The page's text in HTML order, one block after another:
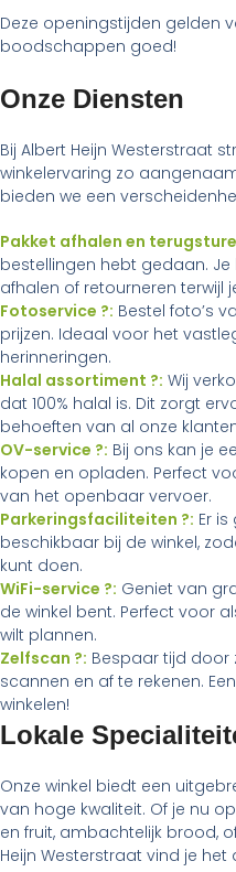
Deze openingstijden gelden
boodschappen goed!
Onze Diensten
Bij Albert Heijn Westerstraat
winkelervaring zo
bieden we een
Pakket afhalen en
bestellingen hebt gedaan.
afhalen of retourneren
Fotoservice ?: Bestel foto’s
prijzen. Ideaal voor het
herinneringen.
Halal assortiment ?: Wij
dat 100% halal is. Dit zorgt
behoeften van al onze
OV-service ?: Bij ons kan je
kopen en opladen. Perfect
van het openbaar vervoer.
Parkeringsfaciliteiten ?: Er
beschikbaar bij de winkel,
kunt doen.
WiFi-service ?: Geniet van
de winkel bent. Perfect voor
wilt plannen.
Zelfscan ?: Bespaar tijd
scannen en af te rekenen.
winkelen!
Lokale
Onze winkel biedt een
van hoge kwaliteit. Of je nu
en fruit, ambachtelijk brood,
Heijn Westerstraat vind je